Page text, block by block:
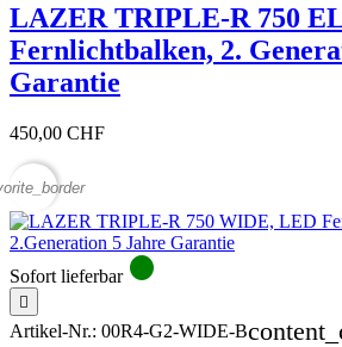
LAZER TRIPLE-R 750
Fernlichtbalken, 2.
Garantie
450,00 CHF
Sofort lieferbar circle

Artikel-Nr.: 00R4-G2-WIDE-B